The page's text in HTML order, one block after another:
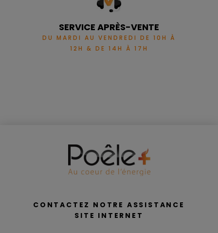
SERVICE APRÈS-VENTE
DU MARDI AU VENDREDI DE 10H À
12H & DE 14H À 17H
CONTACTEZ NOTRE ASSISTANCE
SITE INTERNET